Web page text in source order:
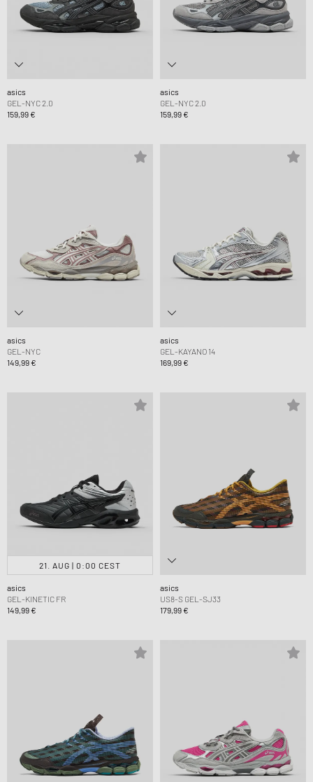
asics
GEL-NYC 2.0
159,99 €
asics
GEL-NYC 2.0
159,99 €
asics
GEL-NYC
149,99 €
asics
GEL-KAYANO 14
169,99 €
21. AUG | 0:00 CEST
asics
GEL-KINETIC FR
149,99 €
asics
US8-S GEL-SJ33
179,99 €